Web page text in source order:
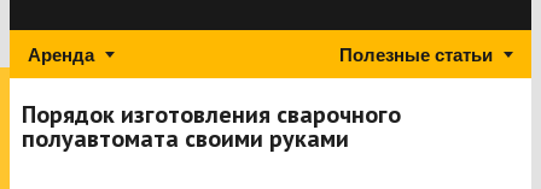
Аренда Полезные статьи
Порядок изготовления сварочного
полуавтомата своими руками